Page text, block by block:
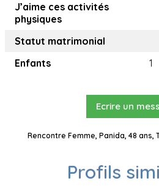
J’aime ces activités
physiques
Statut matrimonial
Enfants
1
Ecrire un
Rencontre Femme, Panida, 48 ans,
Profils